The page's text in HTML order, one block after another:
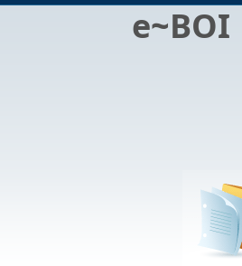
e~BOI